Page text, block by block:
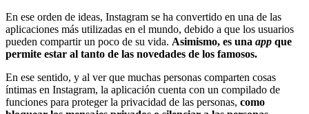
En ese orden de ideas, Instagram se ha convertido en una de las
aplicaciones más utilizadas en el mundo, debido a que los usuarios
pueden compartir un poco de su vida. Asimismo, es una app que
permite estar al tanto de las novedades de los famosos.
En ese sentido, y al ver que muchas personas comparten cosas
íntimas en Instagram, la aplicación cuenta con un compilado de
funciones para proteger la privacidad de las personas, como